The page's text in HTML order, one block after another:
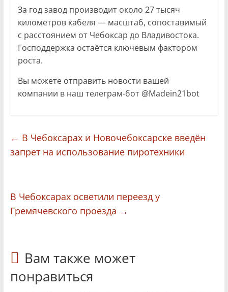
За год завод производит около 27 тысяч
километров кабеля — масштаб, сопоставимый
с расстоянием от Чебоксар до Владивостока.
Господдержка остаётся ключевым фактором
роста.
Вы можете отправить новости вашей
компании в наш телеграм-бот @Madein21bot
← В Чебоксарах и Новочебоксарске введён
запрет на использование пиротехники
В Чебоксарах осветили переезд у
Гремячевского проезда →
Вам также может
понравиться